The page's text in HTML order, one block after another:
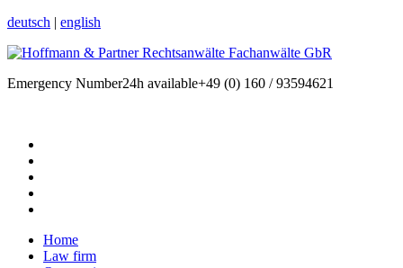
deutsch | english
Emergency Number24h available+49 (0) 160 / 93594621
Home
Law firm